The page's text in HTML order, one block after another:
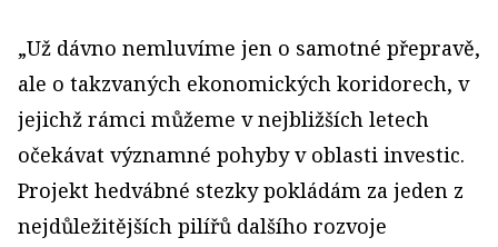
„Už dávno nemluvíme jen o samotné přepravě,
ale o takzvaných ekonomických koridorech, v
jejichž rámci můžeme v nejbližších letech
očekávat významné pohyby v oblasti investic.
Projekt hedvábné stezky pokládám za jeden z
nejdůležitějších pilířů dalšího rozvoje